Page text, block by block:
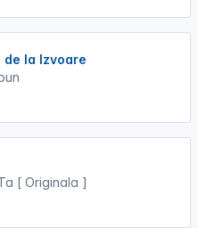
de la Izvoare
[ Originala ]